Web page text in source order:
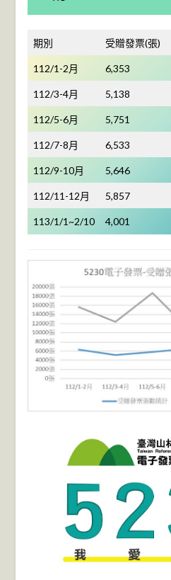
期別 受贈發票(張)
112/1-2月 6,353
112/3-4月 5,138
112/5-6月 5,751
112/7-8月 6,533
112/9-10月 5,646
112/11-12月 5,857
113/1/1~2/10 4,001